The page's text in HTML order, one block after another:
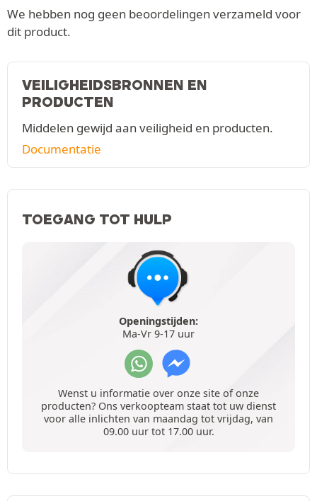
We hebben nog geen beoordelingen verzameld voor
dit product.
VEILIGHEIDSBRONNEN EN
PRODUCTEN
Middelen gewijd aan veiligheid en producten.
Documentatie
TOEGANG TOT HULP
Openingstijden:
Ma-Vr 9-17 uur
Wenst u informatie over onze site of onze
producten? Ons verkoopteam staat tot uw dienst
voor alle inlichten van maandag tot vrijdag, van
09.00 uur tot 17.00 uur.